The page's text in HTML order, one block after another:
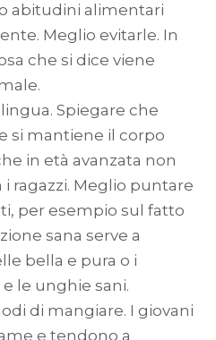
abitudini alimentari
Meglio evitarle. In
che si dice viene
Spiegare che
si mantiene il corpo
in età avanzata non
i ragazzi. Meglio puntare
per esempio sul fatto
sana serve a
bella e pura o i
le unghie sani.
di mangiare. I giovani
e tendono a